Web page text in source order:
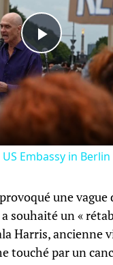
Play
Video
Embassy in
une
souhaité un «
Harris, ancienne
touché par un